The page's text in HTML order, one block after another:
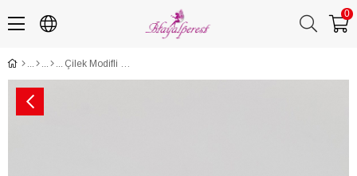
0
Çilek Modifli Renkli Ahşap Boncuk